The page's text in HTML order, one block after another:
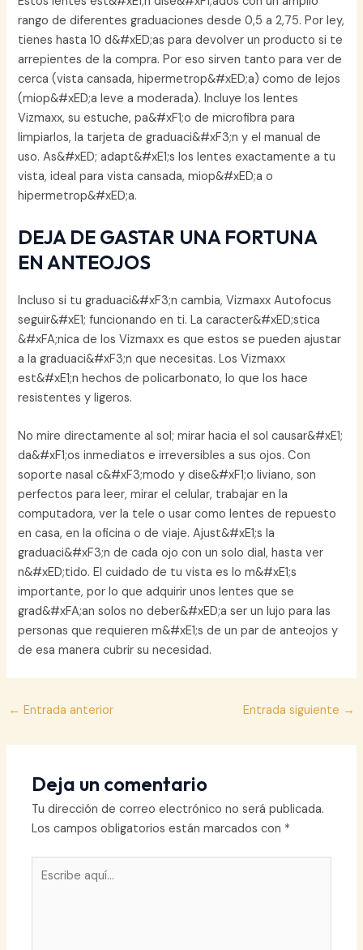
rango de diferentes graduaciones desde 0,5 a 2,75. Por ley,
tienes hasta 10 d&#xED;as para devolver un producto si te
arrepientes de la compra. Por eso sirven tanto para ver de
cerca (vista cansada, hipermetrop&#xED;a) como de lejos
(miop&#xED;a leve a moderada). Incluye los lentes
Vizmaxx, su estuche, pa&#xF1;o de microfibra para
limpiarlos, la tarjeta de graduaci&#xF3;n y el manual de
uso. As&#xED; adapt&#xE1;s los lentes exactamente a tu
vista, ideal para vista cansada, miop&#xED;a o
hipermetrop&#xED;a.
DEJA DE GASTAR UNA FORTUNA
EN ANTEOJOS
Incluso si tu graduaci&#xF3;n cambia, Vizmaxx Autofocus
seguir&#xE1; funcionando en ti. La caracter&#xED;stica
&#xFA;nica de los Vizmaxx es que estos se pueden ajustar
a la graduaci&#xF3;n que necesitas. Los Vizmaxx
est&#xE1;n hechos de policarbonato, lo que los hace
resistentes y ligeros.
No mire directamente al sol; mirar hacia el sol causar&#xE1;
da&#xF1;os inmediatos e irreversibles a sus ojos. Con
soporte nasal c&#xF3;modo y dise&#xF1;o liviano, son
perfectos para leer, mirar el celular, trabajar en la
computadora, ver la tele o usar como lentes de repuesto
en casa, en la oficina o de viaje. Ajust&#xE1;s la
graduaci&#xF3;n de cada ojo con un solo dial, hasta ver
n&#xED;tido. El cuidado de tu vista es lo m&#xE1;s
importante, por lo que adquirir unos lentes que se
grad&#xFA;an solos no deber&#xED;a ser un lujo para las
personas que requieren m&#xE1;s de un par de anteojos y
de esa manera cubrir su necesidad.
Navegación
entradas
← Entrada anterior Entrada siguiente →
Deja un comentario
Tu dirección de correo electrónico no será publicada.
Los campos obligatorios están marcados con *
aquí...